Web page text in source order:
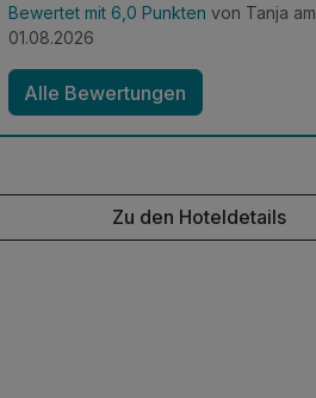
Bewertet mit 6,0 Punkten von Tanja am
01.08.2026
Alle Bewertungen
Zu den Hoteldetails